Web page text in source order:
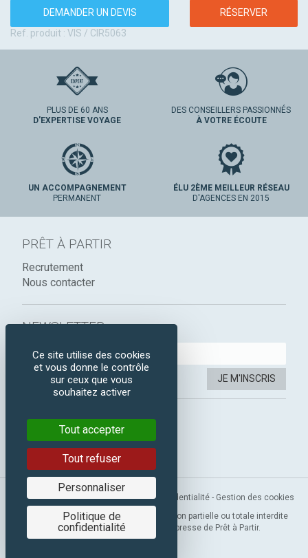
DEMANDER UN DEVIS
RÉSERVER
Ref. produit : VIS / CIR5063
PLUS DE 60 ANS
D'EXPERTISE VOYAGE
DES CONSEILLERS PASSIONNÉS
À VOTRE ÉCOUTE
UN ACCOMPAGNEMENT
PERMANENT
ÉLU 2ÈME MEILLEUR RÉSEAU
D'AGENCES EN 2015
PRÊT À PARTIR
Recrutement
Nous contacter
NEWSLETTER :
JE M'INSCRIS
SUIVEZ-NOUS :
Facebook
Instagram
Mentions légales-CGV-Politique de confidentialité - Gestion des cookies
Copyright 2019 © Prêt à Partir. Reproduction partielle ou totale interdite
sans l’autorisation préalable et expresse de Prêt à Partir.
Ce site utilise des cookies
et vous donne le contrôle
sur ceux que vous
souhaitez activer
Tout accepter
Tout refuser
Personnaliser
Politique de
confidentialité